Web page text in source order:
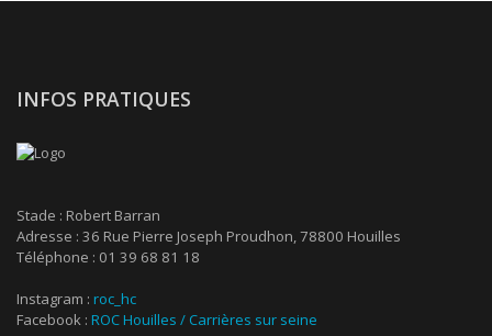
INFOS PRATIQUES
Stade : Robert Barran
Adresse : 36 Rue Pierre Joseph Proudhon, 78800 Houilles
Téléphone : 01 39 68 81 18
Instagram : roc_hc
Facebook : ROC Houilles / Carrières sur seine